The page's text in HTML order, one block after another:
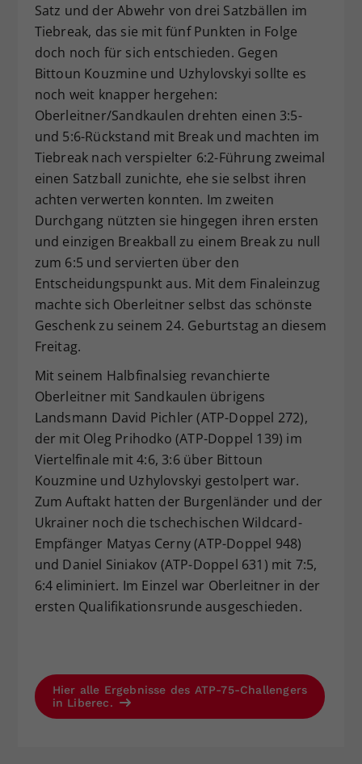
Satz und der Abwehr von drei Satzbällen im
Tiebreak, das sie mit fünf Punkten in Folge
doch noch für sich entschieden. Gegen
Bittoun Kouzmine und Uzhylovskyi sollte es
noch weit knapper hergehen:
Oberleitner/Sandkaulen drehten einen 3:5-
und 5:6-Rückstand mit Break und machten im
Tiebreak nach verspielter 6:2-Führung zweimal
einen Satzball zunichte, ehe sie selbst ihren
achten verwerten konnten. Im zweiten
Durchgang nützten sie hingegen ihren ersten
und einzigen Breakball zu einem Break zu null
zum 6:5 und servierten über den
Entscheidungspunkt aus. Mit dem Finaleinzug
machte sich Oberleitner selbst das schönste
Geschenk zu seinem 24. Geburtstag an diesem
Freitag.
Mit seinem Halbfinalsieg revanchierte
Oberleitner mit Sandkaulen übrigens
Landsmann David Pichler (ATP-Doppel 272),
der mit Oleg Prihodko (ATP-Doppel 139) im
Viertelfinale mit 4:6, 3:6 über Bittoun
Kouzmine und Uzhylovskyi gestolpert war.
Zum Auftakt hatten der Burgenländer und der
Ukrainer noch die tschechischen Wildcard-
Empfänger Matyas Cerny (ATP-Doppel 948)
und Daniel Siniakov (ATP-Doppel 631) mit 7:5,
6:4 eliminiert. Im Einzel war Oberleitner in der
ersten Qualifikationsrunde ausgeschieden.
Hier alle Ergebnisse des ATP-75-Challengers
in Liberec.